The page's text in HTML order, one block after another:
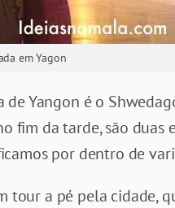
em Yagon
Yangon é o
fim da tarde, são duas
por dentro de
tour a pé pela